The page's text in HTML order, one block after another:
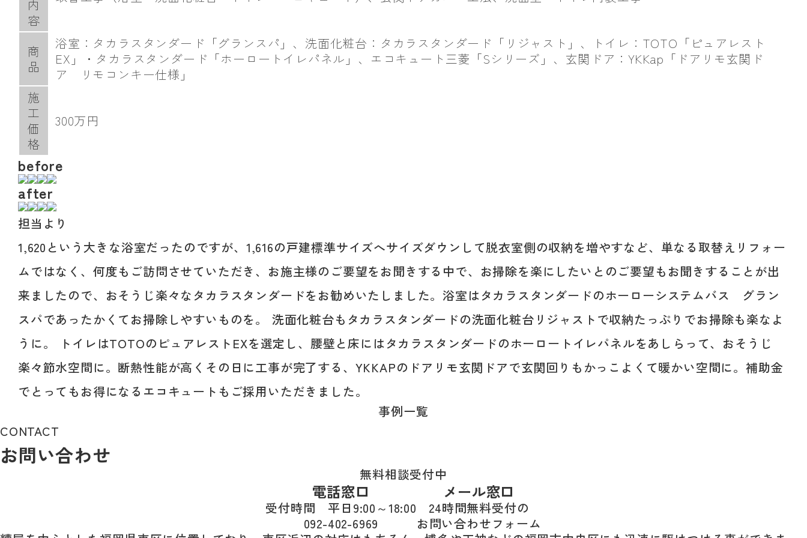
内
容
商
品
浴室：タカラスタンダード「グランスパ」、洗面化粧台：タカラスタンダード「リジャスト」、トイレ：TOTO「ピュアレスト
EX」・タカラスタンダード「ホーロートイレパネル」、エコキュート三菱「Sシリーズ」、玄関ドア：YKKap「ドアリモ玄関ド
ア リモコンキー仕様」
施
工
価
格
300万円
before
after
担当より
1,620という大きな浴室だったのですが、1,616の戸建標準サイズへサイズダウンして脱衣室側の収納を増やすなど、単なる取替えリフォー
ムではなく、何度もご訪問させていただき、お施主様のご要望をお聞きする中で、お掃除を楽にしたいとのご要望もお聞きすることが出
来ましたので、おそうじ楽々なタカラスタンダードをお勧めいたしました。浴室はタカラスタンダードのホーローシステムバス グラン
スパであったかくてお掃除しやすいものを。 洗面化粧台もタカラスタンダードの洗面化粧台リジャストで収納たっぷりでお掃除も楽なよ
うに。 トイレはTOTOのピュアレストEXを選定し、腰壁と床にはタカラスタンダードのホーロートイレパネルをあしらって、おそうじ
楽々節水空間に。断熱性能が高くその日に工事が完了する、YKKAPのドアリモ玄関ドアで玄関回りもかっこよくて暖かい空間に。補助金
でとってもお得になるエコキュートもご採用いただきました。
事例一覧
CONTACT
お問い合わせ
無料相談受付中
電話窓口
受付時間 平日9:00～18:00
092-402-6969
メール窓口
24時間無料受付の
お問い合わせフォーム